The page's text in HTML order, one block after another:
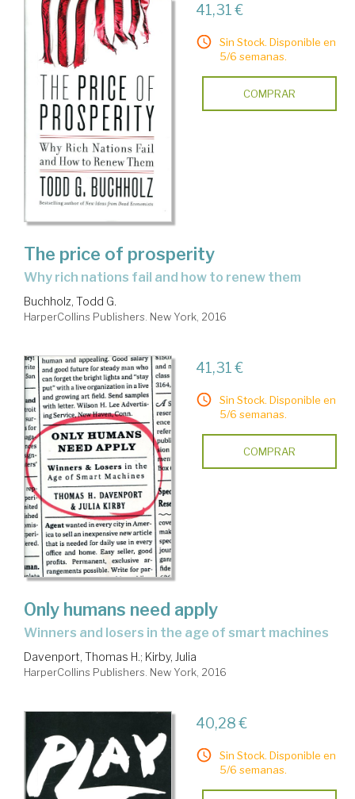
41,31 €
Sin Stock. Disponible en
5/6 semanas.
COMPRAR
The price of prosperity
why rich nations fail and how to renew them
Buchholz, Todd G.
HarperCollins Publishers. New York, 2016
41,31 €
Sin Stock. Disponible en
5/6 semanas.
COMPRAR
Only humans need apply
winners and losers in the age of smart machines
Davenport, Thomas H.; Kirby, Julia
HarperCollins Publishers. New York, 2016
40,28 €
Sin Stock. Disponible en
5/6 semanas.